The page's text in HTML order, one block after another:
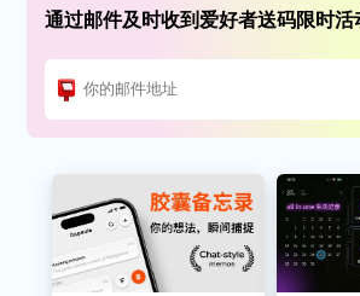
通过邮件及时收到爱好者送码限时活